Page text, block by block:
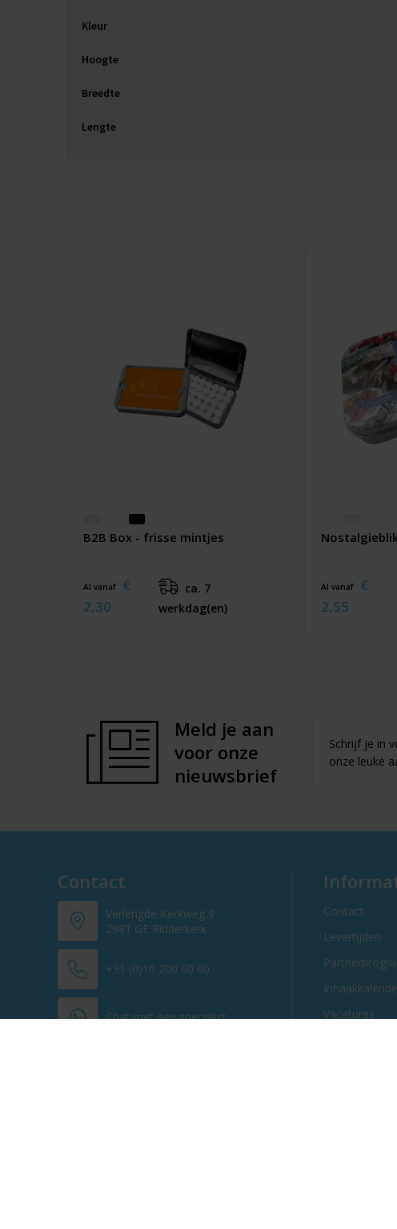
Kleur
Hoogte
Breedte
Lengte
B2B Box - frisse mintjes
Al vanaf
€
2,30
ca. 7
werkdag(en)
Al vanaf
€
2,55
Meld je aan
voor onze
nieuwsbrief
Schrijf je in
onze leuke
Contact
Verlengde Kerkweg 9
2981 GE Ridderkerk
+31 (0)10 200 60 60
Chat met een specialist
Contact
Levertijden
Vacatures